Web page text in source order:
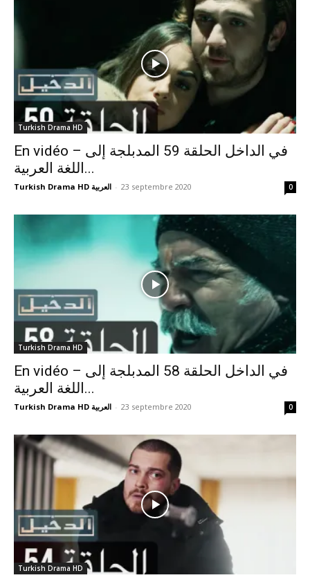
Turkish Drama HD
En vidéo – في الداخل الحلقة 59 المدبلجة إلى
اللغة العربية...
Turkish Drama HD العربية - 23 septembre 2020 0
Turkish Drama HD
En vidéo – في الداخل الحلقة 58 المدبلجة إلى
اللغة العربية...
Turkish Drama HD العربية - 23 septembre 2020 0
Turkish Drama HD